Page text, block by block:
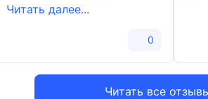
Читать все
Читать далее...
0